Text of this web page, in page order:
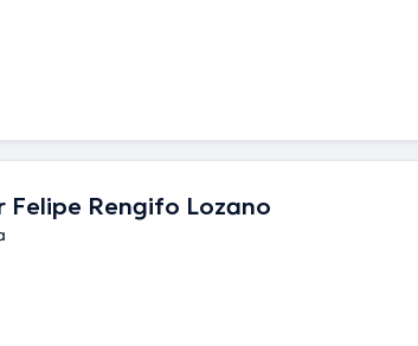
Felipe Rengifo Lozano